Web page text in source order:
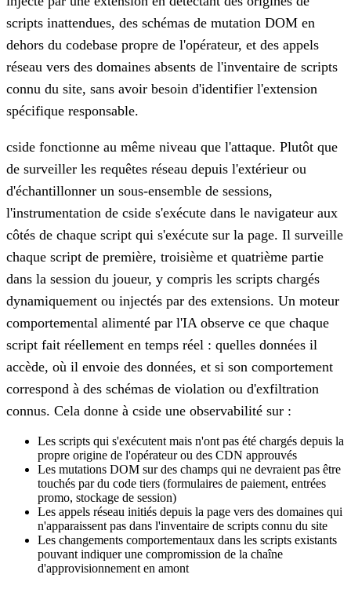
scripts inattendues, des schémas de mutation DOM en
dehors du codebase propre de l'opérateur, et des appels
réseau vers des domaines absents de l'inventaire de scripts
connu du site, sans avoir besoin d'identifier l'extension
spécifique responsable.
cside fonctionne au même niveau que l'attaque. Plutôt que
de surveiller les requêtes réseau depuis l'extérieur ou
d'échantillonner un sous-ensemble de sessions,
l'instrumentation de cside s'exécute dans le navigateur aux
côtés de chaque script qui s'exécute sur la page. Il surveille
chaque script de première, troisième et quatrième partie
dans la session du joueur, y compris les scripts chargés
dynamiquement ou injectés par des extensions. Un moteur
comportemental alimenté par l'IA observe ce que chaque
script fait réellement en temps réel : quelles données il
accède, où il envoie des données, et si son comportement
correspond à des schémas de violation ou d'exfiltration
connus. Cela donne à cside une observabilité sur :
Les scripts qui s'exécutent mais n'ont pas été chargés depuis la
propre origine de l'opérateur ou des CDN approuvés
Les mutations DOM sur des champs qui ne devraient pas être
touchés par du code tiers (formulaires de paiement, entrées
promo, stockage de session)
Les appels réseau initiés depuis la page vers des domaines qui
n'apparaissent pas dans l'inventaire de scripts connu du site
Les changements comportementaux dans les scripts existants
pouvant indiquer une compromission de la chaîne
d'approvisionnement en amont